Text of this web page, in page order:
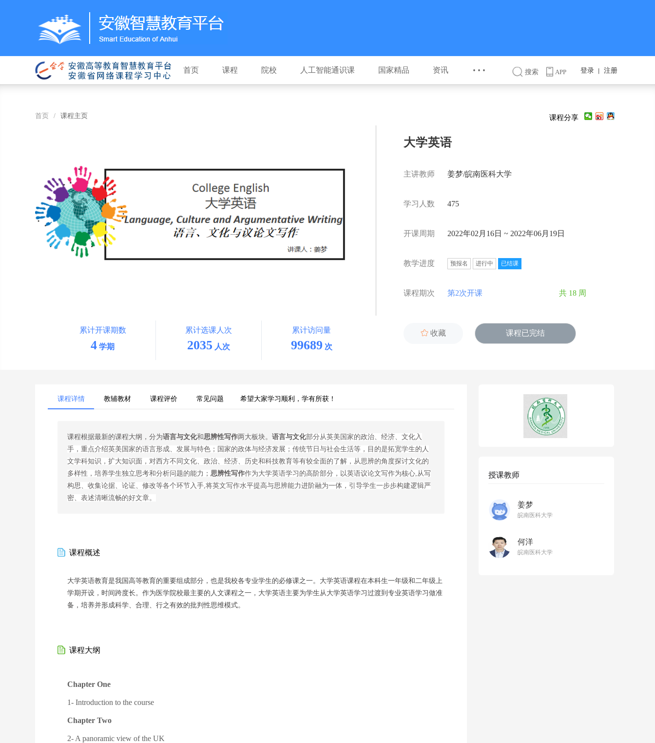
首页 课程 院校 人工智能通识课 国家精品 资讯 ··· 搜索 APP 登录 注册
首页 / 课程主页
累计开课期数
4 学期
累计选课人次
2035 人次
累计访问量
99689 次
课程分享
大学英语
主讲教师 姜梦/皖南医科大学
学习人数 475
开课周期 2022年02月16日 ~ 2022年06月19日
教学进度 预报名 进行中 已结课
课程期次 第2次开课 共 18 周
 收藏 课程已完结
课程详情 教辅教材 课程评价 常见问题 希望大家学习顺利，学有所获！
课程根据最新的课程大纲，分为语言与文化和思辨性写作两大板块。 语言与文化部分从英美国家的政治、经济、文化入
手，重点介绍英美国家的语言形成、发展与特色；国家的政体与经济发展；传统节日与社会生活等，目的是拓宽学生的人
文学科知识，扩大知识面，对西方不同文化、政治、经济、历史和科技教育等有较全面的了解，从思辨的角度探讨文化的
多样性，培养学生独立思考和分析问题的能力； 思辨性写作作为大学英语学习的高阶部分，以英语议论文写作为核心,从写
构思、收集论据、论证、修改等各个环节入手,将英文写作水平提高与思辨能力进阶融为一体，引导学生一步步构建逻辑严
密、表述清晰流畅的好文章。
课程概述
大学英语教育是我国高等教育的重要组成部分，也是我校各专业学生的必修课之一。大学英语课程在本科生一年级和二年级上
学期开设，时间跨度长。作为医学院校最主要的人文课程之一，大学英语主要为学生从大学英语学习过渡到专业英语学习做准
备，培养并形成科学、合理、行之有效的批判性思维模式。
课程大纲
Chapter One
1- Introduction to the course
Chapter Two
2- A panoramic view of the UK
授课教师
姜梦
皖南医科大学
何洋
皖南医科大学